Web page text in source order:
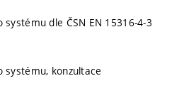
dle ČSN EN 15316-4-3
systému, konzultace